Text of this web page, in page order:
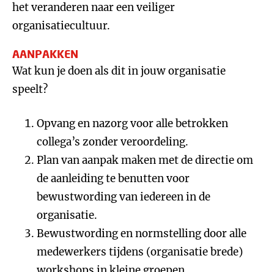
het veranderen naar een veiliger
organisatiecultuur.
AANPAKKEN
Wat kun je doen als dit in jouw organisatie
speelt?
Opvang en nazorg voor alle betrokken
collega’s zonder veroordeling.
Plan van aanpak maken met de directie om
de aanleiding te benutten voor
bewustwording van iedereen in de
organisatie.
Bewustwording en normstelling door alle
medewerkers tijdens (organisatie brede)